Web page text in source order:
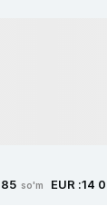
so'm EUR :14